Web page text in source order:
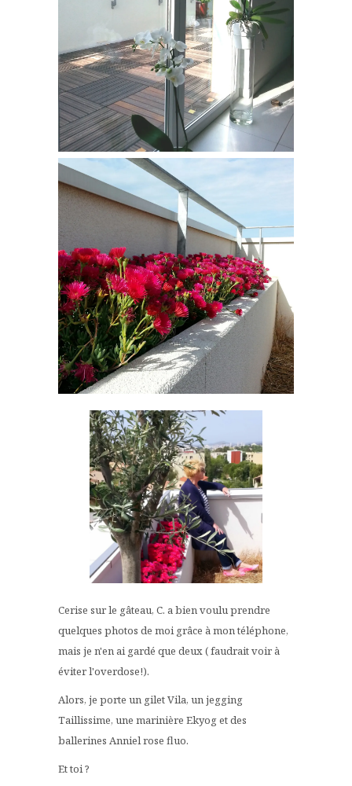
Cerise sur le gâteau, C. a bien voulu prendre
quelques photos de moi grâce à mon téléphone,
mais je n'en ai gardé que deux ( faudrait voir à
éviter l'overdose!).
Alors, je porte un gilet Vila, un jegging
Taillissime, une marinière Ekyog et des
ballerines Anniel rose fluo.
Et toi ?